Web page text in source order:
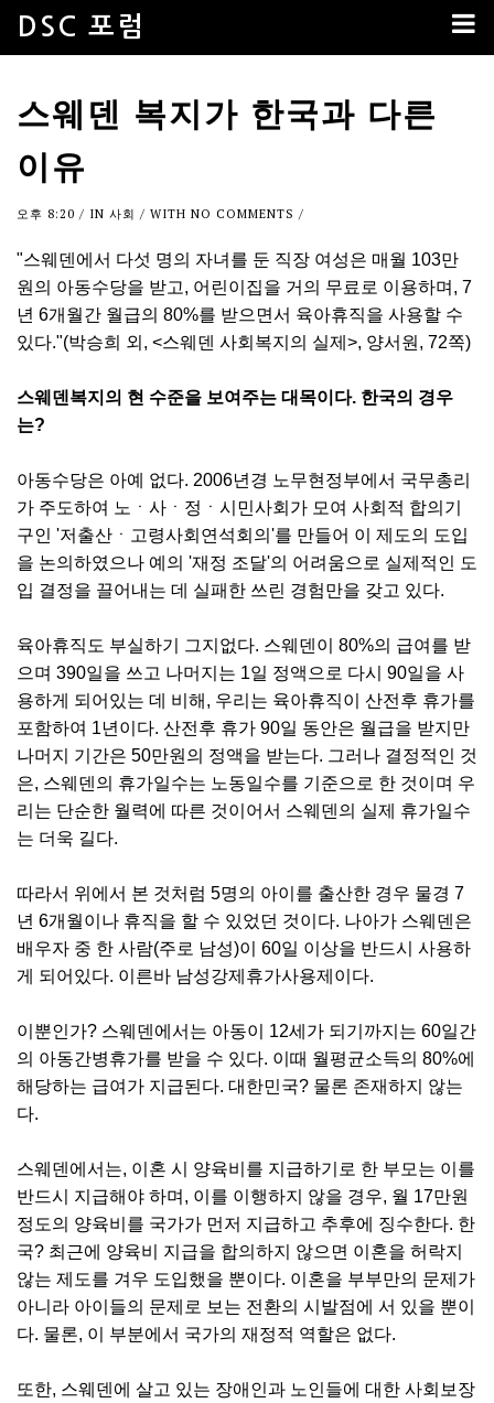
DSC 포럼
스웨덴 복지가 한국과 다른
이유
오후 8:20 / IN 사회 / WITH NO COMMENTS /
"스웨덴에서 다섯 명의 자녀를 둔 직장 여성은 매월 103만
원의 아동수당을 받고, 어린이집을 거의 무료로 이용하며, 7
년 6개월간 월급의 80%를 받으면서 육아휴직을 사용할 수
있다."(박승희 외, <스웨덴 사회복지의 실제>, 양서원, 72쪽)
스웨덴복지의 현 수준을 보여주는 대목이다. 한국의 경우
는?
아동수당은 아예 없다. 2006년경 노무현정부에서 국무총리
가 주도하여 노ㆍ사ㆍ정ㆍ시민사회가 모여 사회적 합의기
구인 '저출산ㆍ고령사회연석회의'를 만들어 이 제도의 도입
을 논의하였으나 예의 '재정 조달'의 어려움으로 실제적인 도
입 결정을 끌어내는 데 실패한 쓰린 경험만을 갖고 있다.
육아휴직도 부실하기 그지없다. 스웨덴이 80%의 급여를 받
으며 390일을 쓰고 나머지는 1일 정액으로 다시 90일을 사
용하게 되어있는 데 비해, 우리는 육아휴직이 산전후 휴가를
포함하여 1년이다. 산전후 휴가 90일 동안은 월급을 받지만
나머지 기간은 50만원의 정액을 받는다. 그러나 결정적인 것
은, 스웨덴의 휴가일수는 노동일수를 기준으로 한 것이며 우
리는 단순한 월력에 따른 것이어서 스웨덴의 실제 휴가일수
는 더욱 길다.
따라서 위에서 본 것처럼 5명의 아이를 출산한 경우 물경 7
년 6개월이나 휴직을 할 수 있었던 것이다. 나아가 스웨덴은
배우자 중 한 사람(주로 남성)이 60일 이상을 반드시 사용하
게 되어있다. 이른바 남성강제휴가사용제이다.
이뿐인가? 스웨덴에서는 아동이 12세가 되기까지는 60일간
의 아동간병휴가를 받을 수 있다. 이때 월평균소득의 80%에
해당하는 급여가 지급된다. 대한민국? 물론 존재하지 않는
다.
스웨덴에서는, 이혼 시 양육비를 지급하기로 한 부모는 이를
반드시 지급해야 하며, 이를 이행하지 않을 경우, 월 17만원
정도의 양육비를 국가가 먼저 지급하고 추후에 징수한다. 한
국? 최근에 양육비 지급을 합의하지 않으면 이혼을 허락지
않는 제도를 겨우 도입했을 뿐이다. 이혼을 부부만의 문제가
아니라 아이들의 문제로 보는 전환의 시발점에 서 있을 뿐이
다. 물론, 이 부분에서 국가의 재정적 역할은 없다.
또한, 스웨덴에 살고 있는 장애인과 노인들에 대한 사회보장